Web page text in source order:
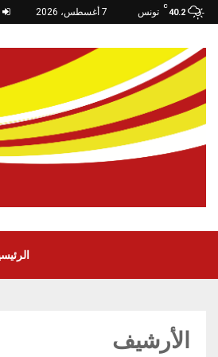
40.2
C
تونس 7 أغسطس، 2026
الأرشيف